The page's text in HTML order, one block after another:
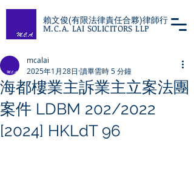
賴文俊(有限法律責任合夥)律師行
M.C.A. LAI SOLICITORS LLP
海都樓業主訴業主立案法團
案件 LDBM 202/2022
[2024] HKLdT 96
mcalai
2025年1月28日 讀畢需時 5 分鐘